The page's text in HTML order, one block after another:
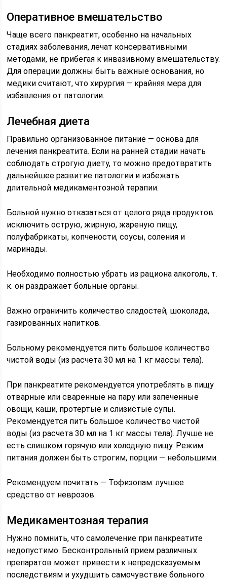
Оперативное вмешательство
Чаще всего панкреатит, особенно на начальных
стадиях заболевания, лечат консервативными
методами, не прибегая к инвазивному вмешательству.
Для операции должны быть важные основания, но
медики считают, что хирургия — крайняя мера для
избавления от патологии.
Лечебная диета
Правильно организованное питание — основа для
лечения панкреатита. Если на ранней стадии начать
соблюдать строгую диету, то можно предотвратить
дальнейшее развитие патологии и избежать
длительной медикаментозной терапии.
Больной нужно отказаться от целого ряда продуктов:
исключить острую, жирную, жареную пищу,
полуфабрикаты, копчености, соусы, соления и
маринады.
Необходимо полностью убрать из рациона алкоголь, т.
к. он раздражает больные органы.
Важно ограничить количество сладостей, шоколада,
газированных напитков.
Больному рекомендуется пить большое количество
чистой воды (из расчета 30 мл на 1 кг массы тела).
При панкреатите рекомендуется употреблять в пищу
отварные или сваренные на пару или запеченные
овощи, каши, протертые и слизистые супы.
Рекомендуется пить большое количество чистой
воды (из расчета 30 мл на 1 кг массы тела). Лучше не
есть слишком горячую или холодную пищу. Режим
питания должен быть строгим, порции — небольшими.
Рекомендуем почитать — Тофизопам: лучшее
средство от неврозов.
Медикаментозная терапия
Нужно помнить, что самолечение при панкреатите
недопустимо. Бесконтрольный прием различных
препаратов может привести к непредсказуемым
последствиям и ухудшить самочувствие больного.